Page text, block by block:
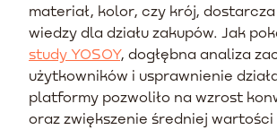
materiał, kolor, czy krój,
wiedzy dla działu zakupów. Jak
study YOSOY, dogłębna analiza
użytkowników i usprawnienie
platformy pozwoliło na wzrost
oraz zwiększenie średniej wartości